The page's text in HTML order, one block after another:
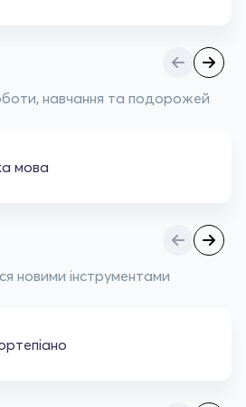
навчання та подорожей
мова
новими інструментами